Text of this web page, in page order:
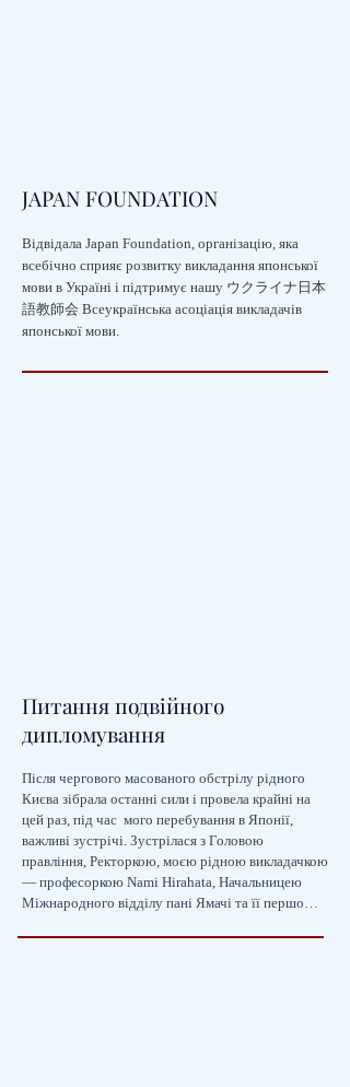
JAPAN FOUNDATION
Відвідала Japan Foundation, організацію, яка
всебічно сприяє розвитку викладання японської
мови в Україні і підтримує нашу ウクライナ日本
語教師会 Всеукраїнська асоціація викладачів
японської мови.
Питання подвійного
дипломування
Після чергового масованого обстрілу рідного
Києва зібрала останні сили і провела крайні на
цей раз, під час  мого перебування в Японії,
важливі зустрічі. Зустрілася з Головою
правління, Ректоркою, моєю рідною викладачкою
— професоркою Nami Hirahata, Начальницею
Міжнародного відділу пані Ямачі та її першою